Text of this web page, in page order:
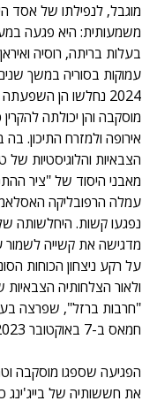
מוגבל, לנפילתו של אסד
משמעותית: היא פגעה
בעלות בריתה, רוסיה
עמוקות בסוריה במשך
2024 נחלשו הן
מוסקבה והן יכולתה
אירופה ולמזרח התיכון.
הצבאיות והלוגיסטיות של
מאבני היסוד של "ציר
עמלה הרפובליקה
נפגעו קשות. היחלשותה
מדגישה את קשייה
על רקע ניצחון הכוחות
ולאור הצלחותיה
"חרבות ברזל", שפרצה
חמאס ב-7 באוקטובר 2023.
הפגיעה שספגו מוסקבה
את חששותיה של בייג'ינג